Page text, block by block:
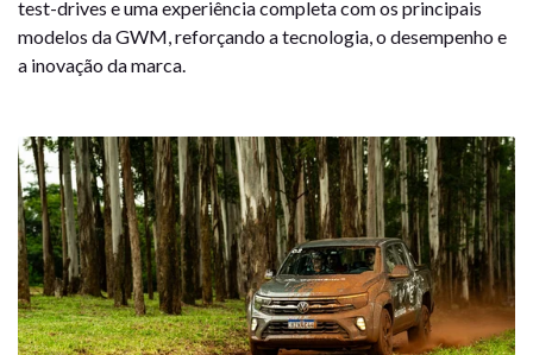
test-drives e uma experiência completa com os principais
modelos da GWM, reforçando a tecnologia, o desempenho e
a inovação da marca.